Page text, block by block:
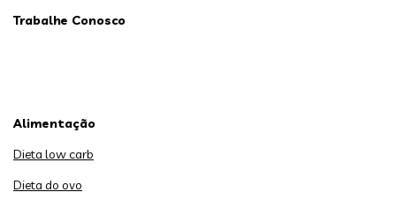
Trabalhe Conosco
Alimentação
Dieta low carb
Dieta do ovo